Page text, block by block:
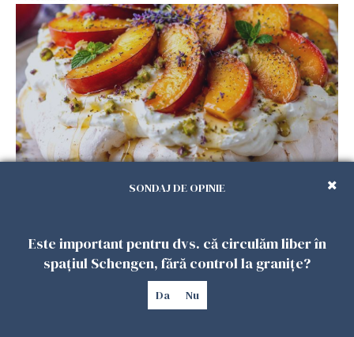
Desertul perfect pentru luna iulie: Pavlova cu
SONDAJ DE OPINIE
Este important pentru dvs. că circulăm liber în
spațiul Schengen, fără control la granițe?
Da Nu